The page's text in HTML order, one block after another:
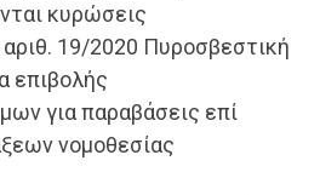
κυρώσεις
19/2020 Πυροσβεστική
επιβολής
για παραβάσεις επί
νομοθεσίας